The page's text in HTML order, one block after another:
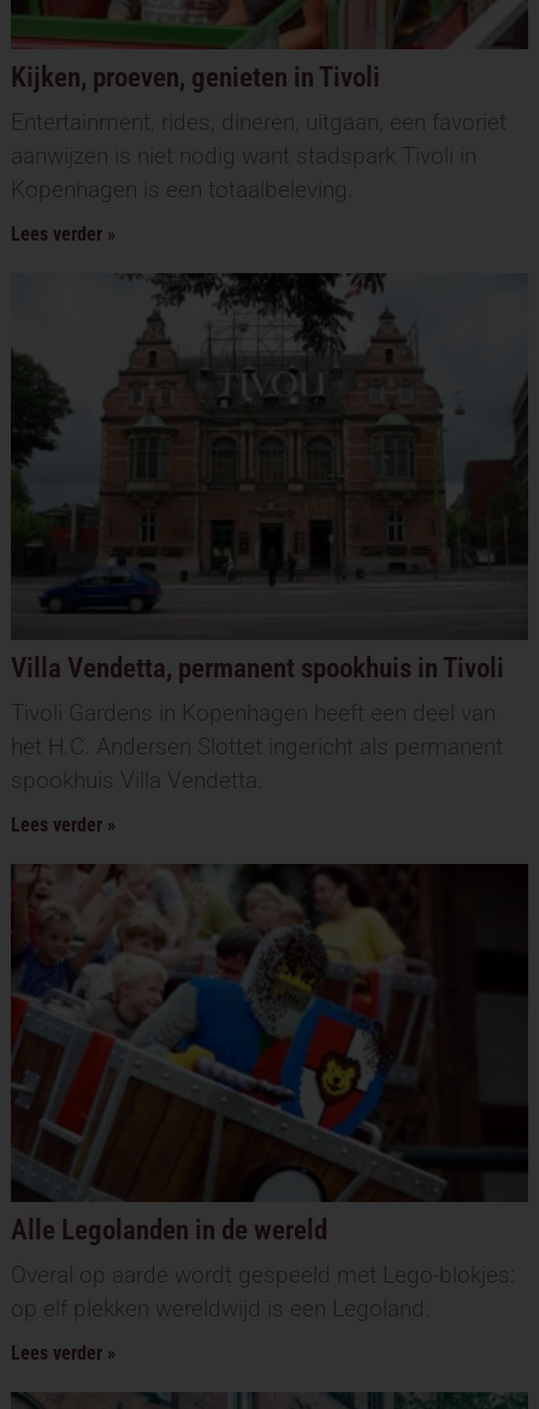
Kijken, proeven, genieten in Tivoli
Entertainment, rides, dineren, uitgaan, een favoriet
aanwijzen is niet nodig want stadspark Tivoli in
Kopenhagen is een totaalbeleving.
Lees verder »
Villa Vendetta, permanent spookhuis in Tivoli
Tivoli Gardens in Kopenhagen heeft een deel van
het H.C. Andersen Slottet ingericht als permanent
spookhuis Villa Vendetta.
Lees verder »
Alle Legolanden in de wereld
Overal op aarde wordt gespeeld met Lego-blokjes:
op elf plekken wereldwijd is een Legoland.
Lees verder »